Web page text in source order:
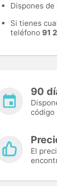
Dispones
Si tienes
teléfono 91
90
código
El